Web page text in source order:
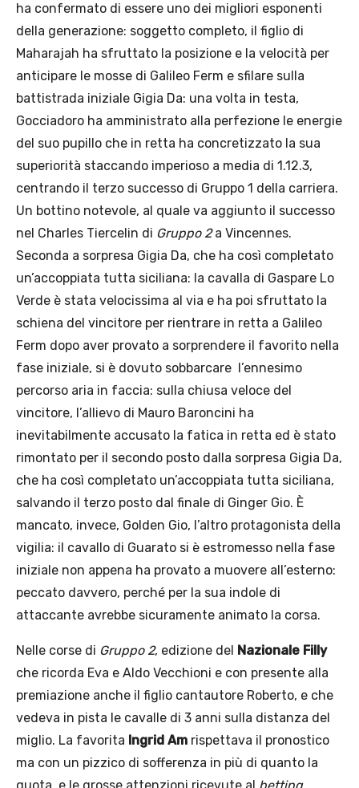
ha confermato di essere uno dei migliori esponenti
della generazione: soggetto completo, il figlio di
Maharajah ha sfruttato la posizione e la velocità per
anticipare le mosse di Galileo Ferm e sfilare sulla
battistrada iniziale Gigia Da: una volta in testa,
Gocciadoro ha amministrato alla perfezione le energie
del suo pupillo che in retta ha concretizzato la sua
superiorità staccando imperioso a media di 1.12.3,
centrando il terzo successo di Gruppo 1 della carriera.
Un bottino notevole, al quale va aggiunto il successo
nel Charles Tiercelin di Gruppo 2a Vincennes.
Seconda a sorpresa Gigia Da, che ha così completato
un’accoppiata tutta siciliana: la cavalla di Gaspare Lo
Verde è stata velocissima al via e ha poi sfruttato la
schiena del vincitore per rientrare in retta a Galileo
Ferm dopo aver provato a sorprendere il favorito nella
fase iniziale, si è dovuto sobbarcare l’ennesimo
percorso aria in faccia: sulla chiusa veloce del
vincitore, l’allievo di Mauro Baroncini ha
inevitabilmente accusato la fatica in retta ed è stato
rimontato per il secondo posto dalla sorpresa Gigia Da,
che ha così completato un’accoppiata tutta siciliana,
salvando il terzo posto dal finale di Ginger Gio. È
mancato, invece, Golden Gio, l’altro protagonista della
vigilia: il cavallo di Guarato si è estromesso nella fase
iniziale non appena ha provato a muovere all’esterno:
peccato davvero, perché per la sua indole di
attaccante avrebbe sicuramente animato la corsa.
Nelle corse di Gruppo 2, edizione del Nazionale Filly
che ricorda Eva e Aldo Vecchioni e con presente alla
premiazione anche il figlio cantautore Roberto, e che
vedeva in pista le cavalle di 3 anni sulla distanza del
miglio. La favorita Ingrid Am rispettava il pronostico
ma con un pizzico di sofferenza in più di quanto la